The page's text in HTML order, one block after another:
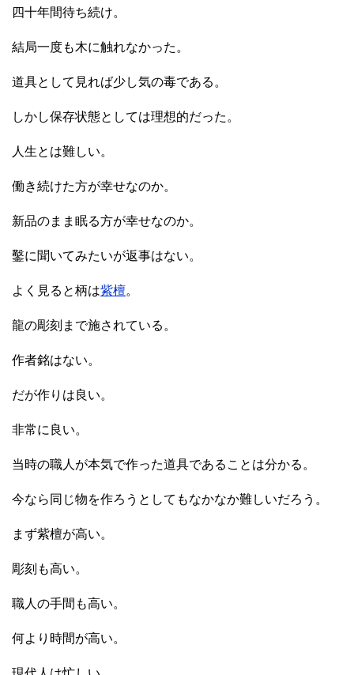
四十年間待ち続け。
結局一度も木に触れなかった。
道具として見れば少し気の毒である。
しかし保存状態としては理想的だった。
人生とは難しい。
働き続けた方が幸せなのか。
新品のまま眠る方が幸せなのか。
鑿に聞いてみたいが返事はない。
よく見ると柄は紫檀。
龍の彫刻まで施されている。
作者銘はない。
だが作りは良い。
非常に良い。
当時の職人が本気で作った道具であることは分かる。
今なら同じ物を作ろうとしてもなかなか難しいだろう。
まず紫檀が高い。
彫刻も高い。
職人の手間も高い。
何より時間が高い。